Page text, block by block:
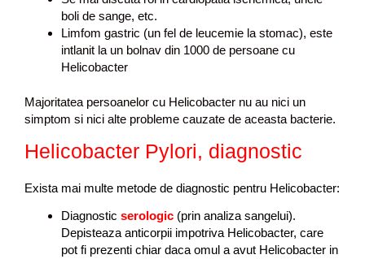
boli de sange, etc.
Limfom gastric (un fel de leucemie la stomac), este
intlanit la un bolnav din 1000 de persoane cu
Helicobacter
Majoritatea persoanelor cu Helicobacter nu au nici un
simptom si nici alte probleme cauzate de aceasta bacterie.
Helicobacter Pylori, diagnostic
Exista mai multe metode de diagnostic pentru Helicobacter:
Diagnostic serologic (prin analiza sangelui).
Depisteaza anticorpii impotriva Helicobacter, care
pot fi prezenti chiar daca omul a avut Helicobacter in